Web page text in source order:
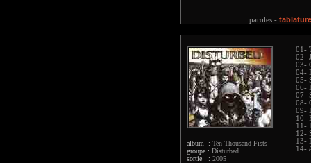
paroles -
album : Ten Thousand Fists
groupe : Disturbed
sortie : 2005
01-
02-
03-
04-
05-
06-
07-
08-
09-
10-
11-
12-
13-
14-